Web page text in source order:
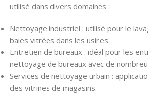
utilisé dans divers domaines :
Nettoyage industriel : utilisé pour le
baies vitrées dans les usines.
Entretien de bureaux : idéal pour les
nettoyage de bureaux avec de
Services de nettoyage urbain :
des vitrines de magasins.